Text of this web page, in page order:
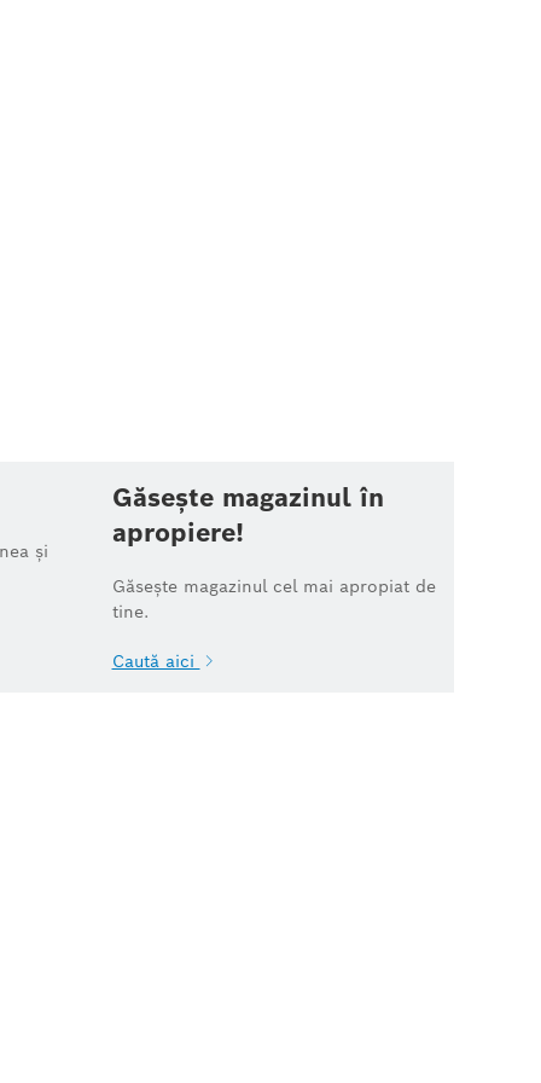
și
Găsește magazinul în
apropiere!
Găsește magazinul cel mai apropiat de
tine.
Caută aici